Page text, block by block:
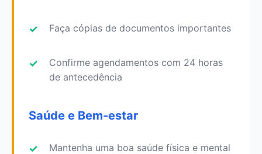
Faça cópias de documentos importantes
Confirme agendamentos com 24 horas
de antecedência
Saúde e Bem-estar
Mantenha uma boa saúde física e mental